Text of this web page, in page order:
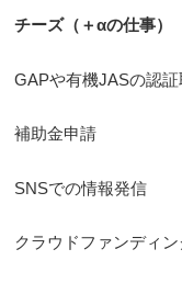
チーズ（＋αの仕事）
GAPや有機JASの認
補助金申請
SNSでの情報発信
クラウドファンディ